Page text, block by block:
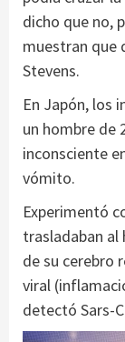
dicho que no,
muestran que
Stevens.
En Japón, los
un hombre de
inconsciente
vómito.
Experimentó
trasladaban al
de su cerebro
viral
detectó Sars-